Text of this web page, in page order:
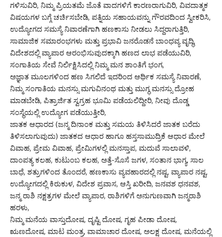
ಗಳಿಸುವಿರಿ, ನಿಮ್ಮ ಪ್ರಿಯತಮೆ ಜೊತೆ ವಾದಗಳಿಗೆ ಕಾರಣರಾಗುವಿರಿ, ವಿವದಾತ್ಮಕ
ವಿಷಯಗಳ ಬಗ್ಗೆ ಚರ್ಚಿಸಬೇಡಿ, ಪತ್ನಿಯ ಸಹಾಯವನ್ನು ಗೌರವದಿಂದ ಸ್ವೀಕರಿಸಿ,
ಉದ್ಯೋಗದ ಸಮಸ್ಯೆ ನಿವಾರಣೆಗಾಗಿ ಹಣಕಾಸು ನೀಡಲು ಸಿದ್ದರಾಗುತ್ತಿರಿ,
ಸಾಮಾಜಿಕ ಸಮಾರಂಭಗಳು ಮತ್ತು ಪ್ರಭಾವಿ ಜನರೊಡನೆ ಬಾಂಧವ್ಯ ವೃದ್ಧಿ,
ವಿದೇಶದಲ್ಲಿ ವ್ಯಾಪಾರ ಆರಂಭಿಸುವುದಕ್ಕಾಗಿ ಹಣದ ಲಾಭ ಪಡೆಯುವಿರಿ,
ಸಂಗಾತಿಯ ಸೇವೆ ನಿರ್ಲಿಕ್ಷಿಸಿದಲ್ಲಿ ನಿಮ್ಮ ಮನ ಶಾಂತಿಗೆ ಭಂಗ,
ಅಜ್ಞಾತ ಮೂಲಗಳಿಂದ ಹಣ ಸಿಗಲಿದೆ ಇದರಿಂದ ಆರ್ಥಿಕ ಸಮಸ್ಯೆ ನಿವಾರಣೆ,
ನಿಮ್ಮ ಸಂಗಾತಿಯ ಮನಸ್ಸು ಮಗುವಿನಂಥ ಮತ್ತು ಮುಗ್ಧ ಮನಸ್ಸು ದ್ರೋಹ
ಮಾಡಬೇಡಿ, ಪಿತ್ರಾರ್ಜಿತ ಸ್ವಗ್ರಹ ಭೂಮಿ ಪಡೆಯಲಿದ್ದೀರಿ, ನೀವು ದೊಡ್ಡ
ಸಂಸ್ಥೆಯಲ್ಲಿ ಉದ್ಯೋಗ ಪಡೆಯುತ್ತೀರಿ,
ಜಾತಕ ಆಧಾರದ (ಜನ್ಮ ದಿನಾಂಕ ಮತ್ತು ಸಮಯ ತಿಳಿಸಿದರೆ ಜಾತಕ ಬರೆದು
ತಿಳಿಸಲಾಗುವುದು) ಜಾತಕದ ಆಧಾರ ಹಾಗೂ ಹಸ್ತಸಾಮುದ್ರಿಕೆ ಆಧಾರ ಮೇಲೆ
ವಿವಾಹ, ಪ್ರೇಮ ವಿವಾಹ, ಪ್ರೇಮಿಗಳಲ್ಲಿ ಮನಸ್ತಾಪ, ಮದುವೆ ಸಾಲಾವಳಿ,
ದಾಂಪತ್ಯ ಕಲಹ, ಕುಟುಂಬ ಕಲಹ, ಅತ್ತೆ-ಸೊಸೆ ಜಗಳ, ಸಂತಾನ ಭಾಗ್ಯ, ಸಾಲ
ಬಾಧೆ, ಶತ್ರುಗಳಿಂದ ತೊಂದರೆ, ಹಣಕಾಸು ವ್ಯವಹಾರದಲ್ಲಿ ನಷ್ಟ, ವ್ಯಾಪಾರ ನಷ್ಟ,
ಉದ್ಯೋಗದಲ್ಲಿ ಕಿರುಕುಳ, ವಿದೇಶ ಪ್ರವಾಸ, ಆಸ್ತಿ ಖರೀದಿ, ಜನವಶ ಧನವಶ,
ಜನ್ಮ ರಾಶಿ ನಕ್ಷತ್ರಗಳ ಮೇಲೆ ವ್ಯಾಪಾರ, ರಾಶಿಗಳಿಗೆ ಅನುಗುಣವಾಗಿ ಜನ್ಮರಾಶಿ
ಹರಳು,
ನಿಮ್ಮ ಮನೆಯ ವಾಸ್ತುದೋಷ, ದೃಷ್ಟಿ ದೋಷ, ಗೃಹ ಪೀಡಾ ದೋಷ,
ಋಣದೋಷ, ಮಾಟ ಮಂತ್ರ, ವಾಮಾಚಾರ ದೋಷ, ಅಲಕ್ಷ ದೋಷ, ಮನೆಯಲ್ಲಿ